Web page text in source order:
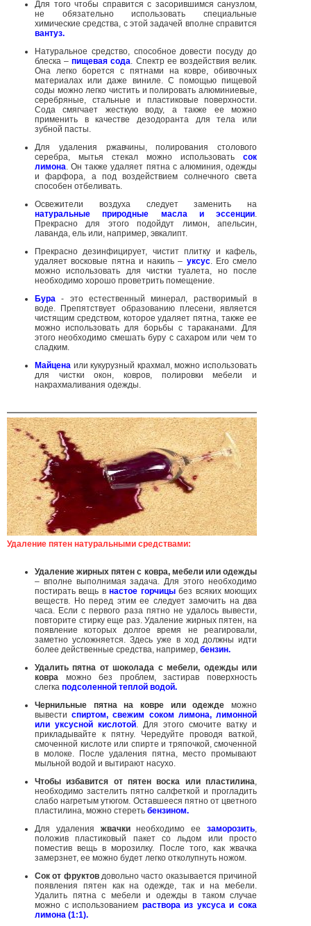
Для того чтобы справится с засорившимся санузлом,
не обязательно использовать специальные
химические средства, с этой задачей вполне справится
вантуз.
Натуральное средство, способное довести посуду до
блеска –пищевая сода. Спектр ее воздействия велик.
Она легко борется с пятнами на ковре, обивочных
материалах или даже виниле. С помощью пищевой
соды можно легко чистить и полировать алюминиевые,
серебряные, стальные и пластиковые поверхности.
Сода смягчает жесткую воду, а также ее можно
применить в качестве дезодоранта для тела или
зубной пасты.
Для удаления ржавчины, полирования столового
серебра, мытья стекал можно использовать сок
лимона. Он также удаляет пятна с алюминия, одежды
и фарфора, а под воздействием солнечного света
способен отбеливать.
Освежители воздуха следует заменить на
натуральные природные масла и эссенции.
Прекрасно для этого подойдут лимон, апельсин,
лаванда, ель или, например, эвкалипт.
Прекрасно дезинфицирует, чистит плитку и кафель,
удаляет восковые пятна и накипь – уксус. Его смело
можно использовать для чистки туалета, но после
необходимо хорошо проветрить помещение.
Бура - это естественный минерал, растворимый в
воде. Препятствует образованию плесени, является
чистящим средством, которое удаляет пятна, также ее
можно использовать для борьбы с тараканами. Для
этого необходимо смешать буру с сахаром или чем то
сладким.
Майцена или кукурузный крахмал, можно использовать
для чистки окон, ковров, полировки мебели и
накрахмаливания одежды.
Удаление пятен натуральными средствами:
Удаление жирных пятен с ковра, мебели или одежды
– вполне выполнимая задача. Для этого необходимо
постирать вещь внастое горчицыбез всяких моющих
веществ. Но перед этим ее следует замочить на два
часа. Если с первого раза пятно не удалось вывести,
повторите стирку еще раз. Удаление жирных пятен, на
появление которых долгое время не реагировали,
заметно усложняется. Здесь уже в ход должны идти
более действенные средства, например, бензин.
Удалить пятна от шоколада с мебели, одежды или
ковра можно без проблем, застирав поверхность
слегка подсоленной теплой водой.
Чернильные пятна на ковре или одежде можно
вывестиспиртом, свежим соком лимона, лимонной
или уксусной кислотой. Для этого смочите ватку и
прикладывайте к пятну. Чередуйте проводя ваткой,
смоченной кислоте или спирте и тряпочкой, смоченной
в молоке. После удаления пятна, место промывают
мыльной водой и вытирают насухо.
Чтобы избавится от пятен воска или пластилина,
необходимо застелить пятно салфеткой и прогладить
слабо нагретым утюгом. Оставшееся пятно от цветного
пластилина, можно стереть бензином.
Для удаления жвачкинеобходимо еезаморозить,
положив пластиковый пакет со льдом или просто
поместив вещь в морозилку. После того, как жвачка
замерзнет, ее можно будет легко отколупнуть ножом.
Сок от фруктовдовольно часто оказывается причиной
появления пятен как на одежде, так и на мебели.
Удалить пятна с мебели и одежды в таком случае
можно с использованием раствора из уксуса и сока
лимона (1:1).